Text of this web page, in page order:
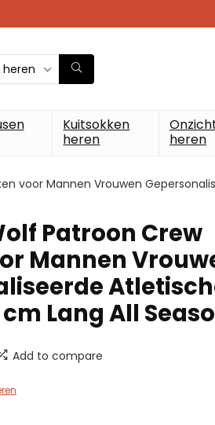
heren
Kuitsokken
heren
heren
voor Mannen Vrouwen
Patroon Crew
Mannen
Lang All
Add to compare